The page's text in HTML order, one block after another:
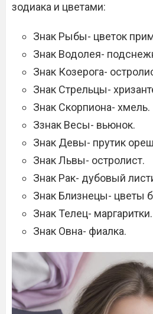
зодиака и цветами:
Знак Рыбы- цветок
Знак Водолея-
Знак Козерога-
Знак Стрельцы-
Знак Скорпиона- хмель.
Ззнак Весы- вьюнок.
Знак Девы- прутик
Знак Львы- остролист.
Знак Рак- дубовый
Знак Близнецы- цветы
Знак Телец- маргаритки.
Знак Овна- фиалка.